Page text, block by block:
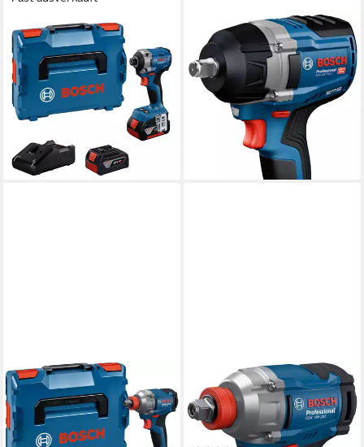
BOSCH PROFESSIONAL
Akku-Drehschlagschrauber
»GDR 18V-215«, Inkl. 2x
Akku GBA 18V 4,0Ah, in L-
BOXX 136
305,28 €
-34%
lieferbar - in 1-2 Werktagen bei dir
BOSCH PROFESSIONAL
Akku-Drehschlagschrauber
256,76 €
UVP 397,46 €
-35%
lieferbar - in 1-2 Werktagen bei dir
BOSCH PROFESSIONAL
Akku-Drehschlagschrauber
»GDX 18V-285«, in L-BOXX-
Koffer, ohne Akku, ohne
BOSCH PROFESSIONAL
Akku-Drehschlagschrauber
»GDX 18V-285«, ohne Akku,
ohne Ladegerät